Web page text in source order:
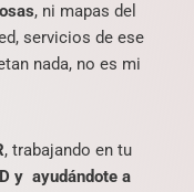
, ni mapas del
servicios de ese
nada, no es mi
, trabajando en tu
y ayudándote a